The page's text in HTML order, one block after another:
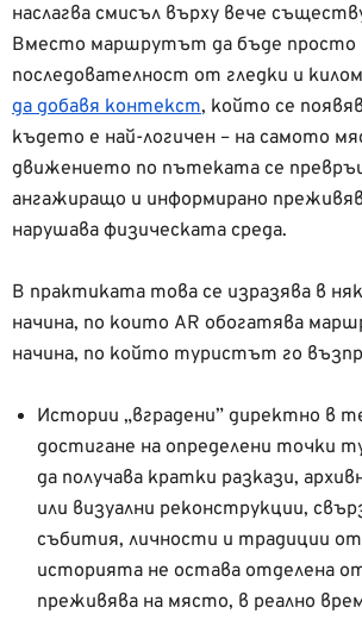
наслагва смисъл върху вече
Вместо маршрутът да бъде просто
последователност от гледки и
да добавя контекст, който се
където е най-логичен – на самото
движението по пътеката се
ангажиращо и информирано
нарушава физическата среда.
В практиката това се изразява в
начина, по които AR обогатява
начина, по който туристът го
Истории „вградени” директно в
достигане на определени точки
да получава кратки разкази,
или визуални реконструкции,
събития, личности и традиции от
историята не остава отделена
преживява на място, в реално